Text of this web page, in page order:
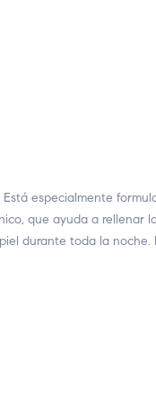
especialmente
que ayuda a rellenar
durante toda la noche.